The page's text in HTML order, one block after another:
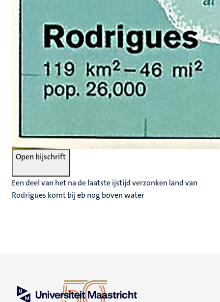
Open bijschrift
Een deel van het na de laatste ijstijd verzonken land van
Rodrigues komt bij eb nog boven water